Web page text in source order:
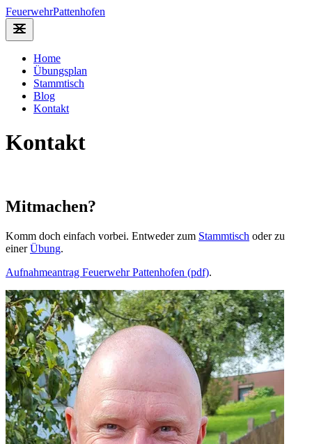
FeuerwehrPattenhofen
Home
Übungsplan
Stammtisch
Blog
Kontakt
Kontakt
Mitmachen?
Komm doch einfach vorbei. Entweder zum Stammtisch oder zu
einerÜbung.
Aufnahmeantrag Feuerwehr Pattenhofen (pdf).